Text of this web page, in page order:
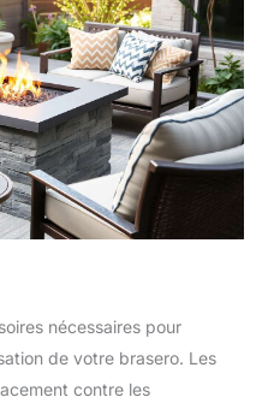
nécessaires pour
de votre brasero. Les
contre les